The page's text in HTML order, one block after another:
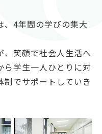
、4年間の学びの集大
、笑顔で社会人生活へ
ら学生一人ひとりに対
でサポートしていき